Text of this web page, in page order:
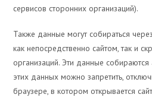
сервисов сторонних организаций).
Также данные могут собираться
как непосредственно сайтом, так и
организаций. Эти данные собираются
этих данных можно запретить,
браузере, в котором открывается